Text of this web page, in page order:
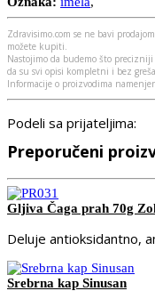
Zdravisimo.com se ne bavi
možete kupiti.
Nastojimo da budemo što
da su svi opisi kompletni i bez
Informacije o proizvodima
Podeli sa prijateljima:
Preporučeni
Gljiva Čaga prah 70g
Deluje antioksidantno,
Srebrna kap Sinusan